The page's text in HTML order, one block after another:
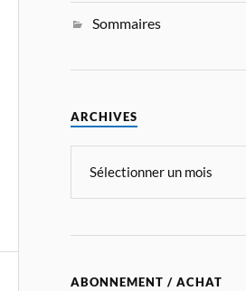
Sommaires
ARCHIVES
ABONNEMENT / ACHAT